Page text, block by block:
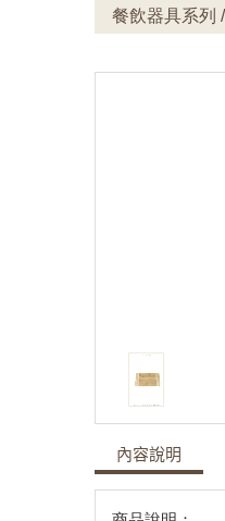
餐飲器具系列
內容說明